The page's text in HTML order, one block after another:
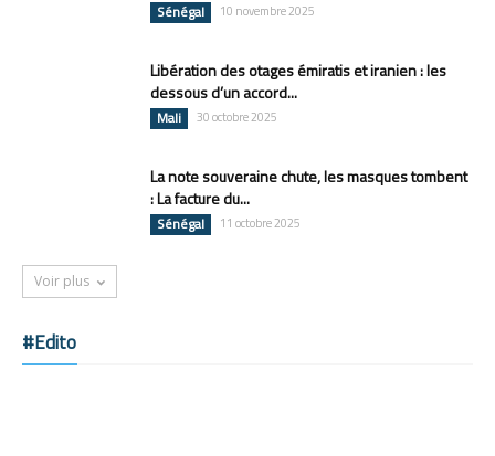
Sénégal 10 novembre 2025
Libération des otages émiratis et iranien : les
dessous d’un accord...
Mali 30 octobre 2025
La note souveraine chute, les masques tombent
: La facture du...
Sénégal 11 octobre 2025
Voir plus
#Edito